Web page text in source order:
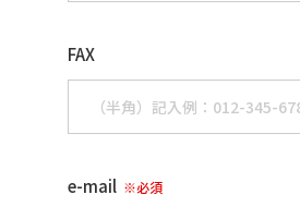
FAX
e-mail ※必須